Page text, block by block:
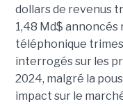
dollars de revenus
1,48 Md$ annoncés
téléphonique
interrogés sur les
2024, malgré la
impact sur le